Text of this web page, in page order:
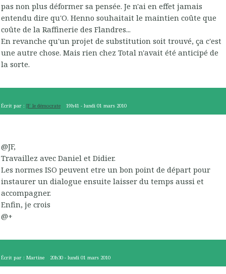
pas non plus déformer sa pensée. Je n'ai en effet jamais
entendu dire qu'O. Henno souhaitait le maintien coûte que
coûte de la Raffinerie des Flandres...
En revanche qu'un projet de substitution soit trouvé, ça c'est
une autre chose. Mais rien chez Total n'avait été anticipé de
la sorte.
Écrit par : JF le démocrate 19h41 -lundi 01 mars 2010
@JF,
Travaillez avec Daniel et Didier.
Les normes ISO peuvent etre un bon point de départ pour
instaurer un dialogue ensuite laisser du temps aussi et
accompagner.
Enfin, je crois
@+
Écrit par : Martine 20h30 -lundi 01 mars 2010